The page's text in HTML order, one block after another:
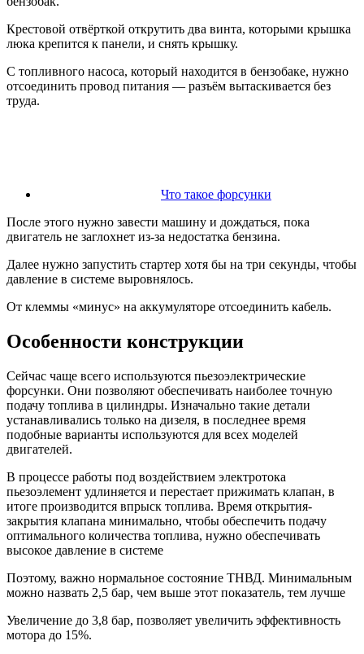
Крестовой отвёрткой открутить два винта, которыми крышка
люка крепится к панели, и снять крышку.
С топливного насоса, который находится в бензобаке, нужно
отсоединить провод питания — разъём вытаскивается без
труда.
Что такое форсунки
После этого нужно завести машину и дождаться, пока
двигатель не заглохнет из-за недостатка бензина.
Далее нужно запустить стартер хотя бы на три секунды, чтобы
давление в системе выровнялось.
От клеммы «минус» на аккумуляторе отсоединить кабель.
Особенности конструкции
Сейчас чаще всего используются пьезоэлектрические
форсунки. Они позволяют обеспечивать наиболее точную
подачу топлива в цилиндры. Изначально такие детали
устанавливались только на дизеля, в последнее время
подобные варианты используются для всех моделей
двигателей.
В процессе работы под воздействием электротока
пьезоэлемент удлиняется и перестает прижимать клапан, в
итоге производится впрыск топлива. Время открытия-
закрытия клапана минимально, чтобы обеспечить подачу
оптимального количества топлива, нужно обеспечивать
высокое давление в системе
Поэтому, важно нормальное состояние ТНВД. Минимальным
можно назвать 2,5 бар, чем выше этот показатель, тем лучше
Увеличение до 3,8 бар, позволяет увеличить эффективность
мотора до 15%.